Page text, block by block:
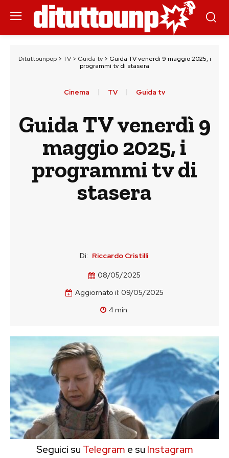
Dituttounpop> TV> Guida tv> Guida TV venerdì 9 maggio 2025, i
programmi tv di stasera
Cinema TV Guida tv
Guida TV venerdì 9
maggio 2025, i
programmi tv di
stasera
Di: Riccardo Cristilli
08/05/2025
Aggiornato il: 09/05/2025
4min.
Seguici su Telegram e su Instagram